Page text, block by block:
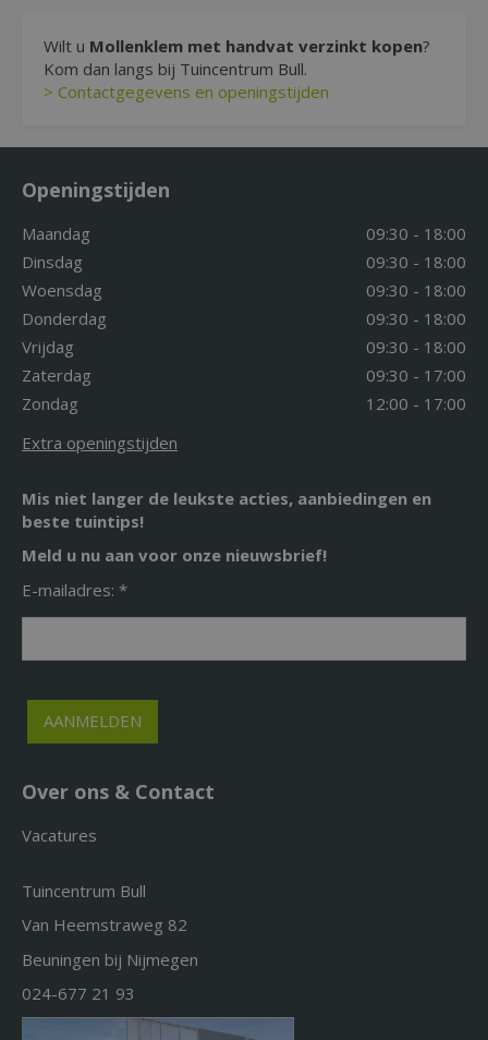
Wilt u Mollenklem met handvat verzinkt kopen?
Kom dan langs bij Tuincentrum Bull.
> Contactgegevens en openingstijden
Openingstijden
Maandag
09:30 - 18:00
Dinsdag
09:30 - 18:00
Woensdag
09:30 - 18:00
Donderdag
09:30 - 18:00
Vrijdag
09:30 - 18:00
Zaterdag
09:30 - 17:00
Zondag
12:00 - 17:00
Extra openingstijden
Mis niet langer de leukste acties, aanbiedingen en
beste tuintips!
Meld u nu aan voor onze nieuwsbrief!
E-mailadres: *
Over ons & Contact
Vacatures
Tuincentrum Bull
Van Heemstraweg 82
Beuningen bij Nijmegen
024-677 21 93